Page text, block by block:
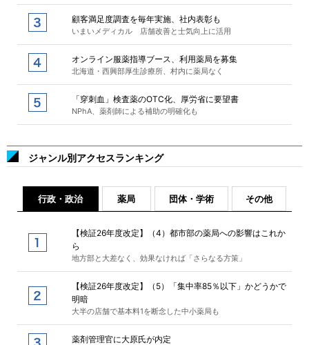
顧客満足度調査を毎年実施、社内表彰も
いまいメディカル 店舗改善と士気向上に活用
オンライン服薬指導ブース、利用薬局を募集
北海道・西興部厚生診療所、村内に薬局なく
「穿刺血」検査薬のOTC化、厚労省に要望書
NPhA、薬剤師による補助の明確化も
ジャンル別アクセスランキング
行政・政治 薬局 団体・学術 その他
【検証26年度改定】（4）都市部の薬局への影響はこれか
ら
地方部と大差なく、効果なければ「さらなる方策」
【検証26年度改定】（5）「集中率85％以下」かどうかで
明暗
大半の店舗で基本料1を断念した中小薬局も
薬剤管理官に大原氏が内定